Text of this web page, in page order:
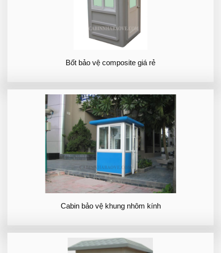
Bốt bảo vệ composite giá rẻ
Cabin bảo vệ khung nhôm kính